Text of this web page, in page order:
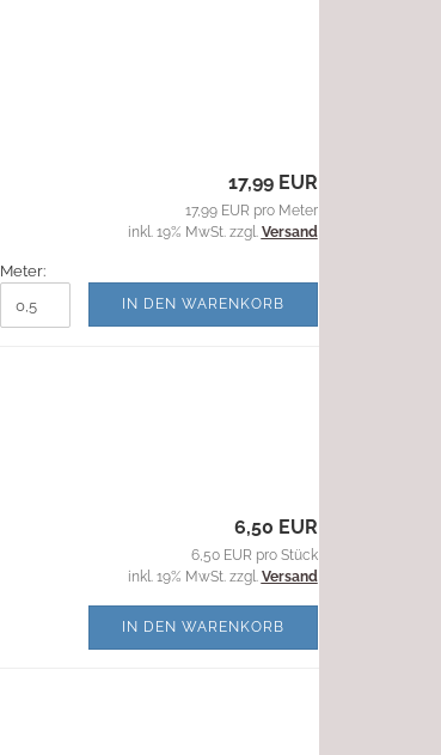
17,99 EUR
17,99 EUR pro Meter
inkl. 19% MwSt. zzgl. Versand
Meter:
IN DEN WARENKORB
6,50 EUR
6,50 EUR pro Stück
inkl. 19% MwSt. zzgl. Versand
IN DEN WARENKORB